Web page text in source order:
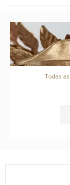
Todas